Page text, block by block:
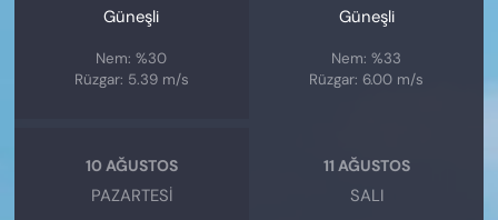
Güneşli
Nem: %30
Rüzgar: 5.39 m/s
Güneşli
Nem: %33
Rüzgar: 6.00 m/s
10 AĞUSTOS
PAZARTESI
11 AĞUSTOS
SALI